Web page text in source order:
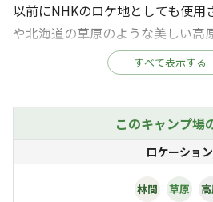
以前にNHKのロケ地としても使⽤
や北海道の草原のような美しい高
他のキャンプ場とは異なる自然環
中山高原キャンプ場の運営元
は、「自然を守る」「環境を守る
自然の美しさを守り、環境にやさ
すべて表示する
このキャンプ場
ロケーション
林間 草原